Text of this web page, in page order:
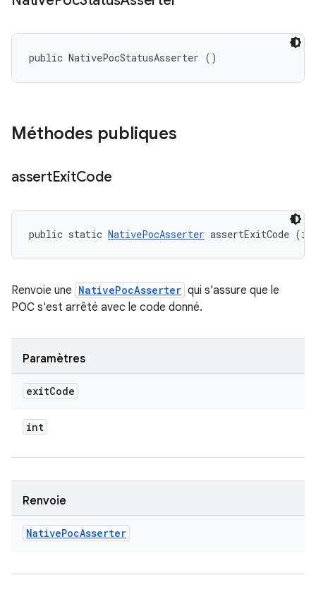
public NativePocStatusAsserter ()
Méthodes publiques
assertExitCode
public static NativePocAsserter assertExitCode
Renvoie une NativePocAsserter qui s'assure que le
POC s'est arrêté avec le code donné.
Paramètres
exitCode
int
Renvoie
NativePocAsserter